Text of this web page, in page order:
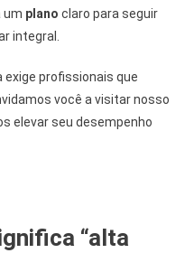
um plano claro para seguir
integral.
exige profissionais que
você a visitar nosso
elevar seu desempenho
“alta